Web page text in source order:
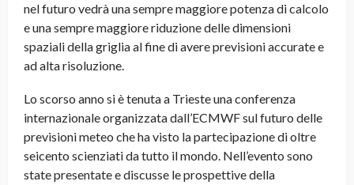
nel futuro vedrà una sempre maggiore potenza di calcolo
e una sempre maggiore riduzione delle dimensioni
spaziali della griglia al fine di avere previsioni accurate e
ad alta risoluzione.
Lo scorso anno si è tenuta a Trieste una conferenza
internazionale organizzata dall’ECMWF sul futuro delle
previsioni meteo che ha visto la partecipazione di oltre
seicento scienziati da tutto il mondo. Nell’evento sono
state presentate e discusse le prospettive della